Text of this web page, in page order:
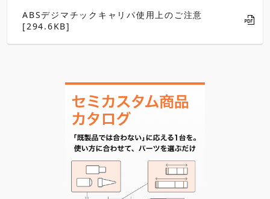
ABSデジマチックキャリパ使用上のご注意
[294.6KB]